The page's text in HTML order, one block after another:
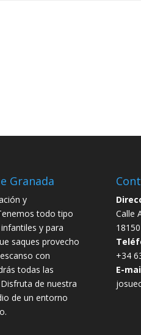
Granada
y
todo tipo
y para
saques provecho
con
todas las
de nuestra
de un entorno
Calle
+34
E-